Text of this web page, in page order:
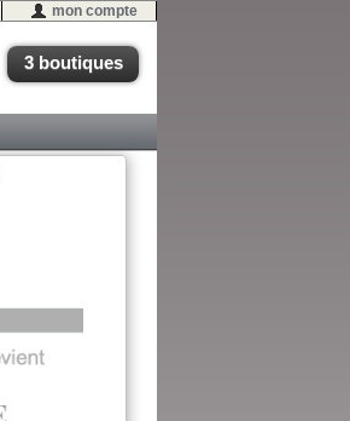
mon compte
3 boutiques